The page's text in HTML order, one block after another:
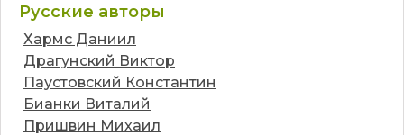
Русские авторы
Хармс Даниил
Драгунский Виктор
Паустовский Константин
Бианки Виталий
Пришвин Михаил